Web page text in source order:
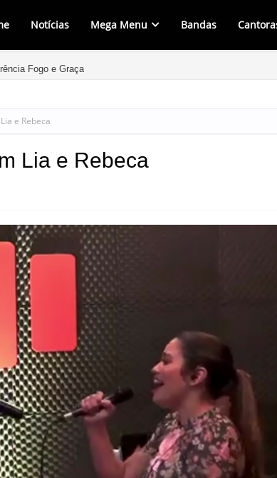
Notícias Mega Menu Bandas
Fogo e Graça
e Rebeca
Lia e Rebeca